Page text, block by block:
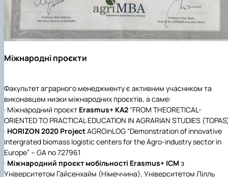
Міжнародні проєкти
Факультет аграрного менеджменту є активним учасником та
виконавцем низки міжнародних проєктів, а саме:
· Міжнародний проєкт Erasmus+ KA2"FROM THEORETICAL-
ORIENTED TO PRACTICAL EDUCATION IN AGRARIAN STUDIES
· HORIZON 2020 ProjectAGROinLOG “Demonstration of innovative
intergrated biomass logistic centers for the Agro-industry sector in
Europe” – GA no 727961
· Міжнародний проєкт мобільності Erasmus+ ICM з
Університетом Гайсенхайм (Німеччина), Університетом Лілль